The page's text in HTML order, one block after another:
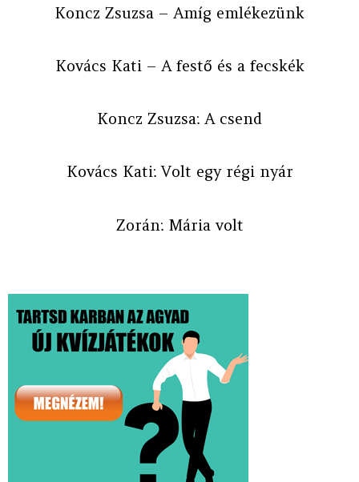
Koncz Zsuzsa – Amíg emlékezünk
Kovács Kati – A festő és a fecskék
Koncz Zsuzsa: A csend
Kovács Kati: Volt egy régi nyár
Zorán: Mária volt